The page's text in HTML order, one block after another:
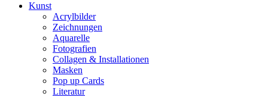
Kunst
Acrylbilder
Zeichnungen
Aquarelle
Fotografien
Collagen & Installationen
Masken
Pop up Cards
Literatur